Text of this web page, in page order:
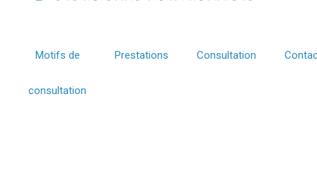
Motifs de
consultation
Prestations Consultation